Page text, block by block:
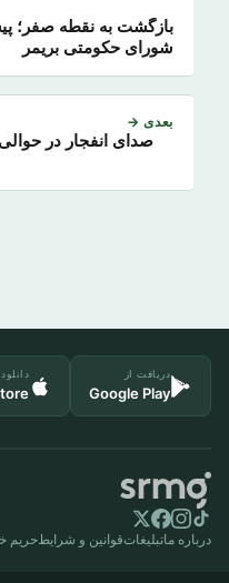
بازگشت به نقطه صفر؛
شورای حکومتی بریمر
بعدی →
صدای انفجار در
دریافت از
Google Play
دانلود
درباره ماتبلیغاتقوانین و شرایطحریم